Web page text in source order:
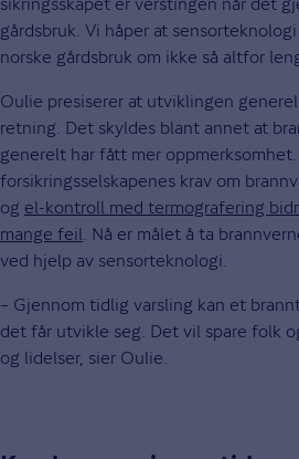
gårdsbruk. Vi håper at
norske gårdsbruk om ikke så altfor
Oulie presiserer at utviklingen
retning. Det skyldes blant annet at
generelt har fått mer
forsikringsselskapenes krav om
og el-kontroll med termografering
mange feil. Nå er målet å ta
ved hjelp av sensorteknologi.
– Gjennom tidlig varsling kan et
det får utvikle seg. Det vil spare folk
og lidelser, sier Oulie.